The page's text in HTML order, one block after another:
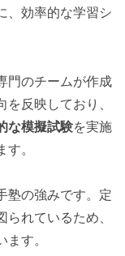
、効率的な学習シ
門のチームが作成
反映しており、
な模擬試験を実施
。
塾の強みです。定
れているため、
す。